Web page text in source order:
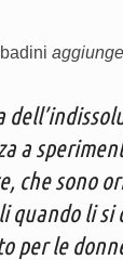
a
che sono
quando li si
per le